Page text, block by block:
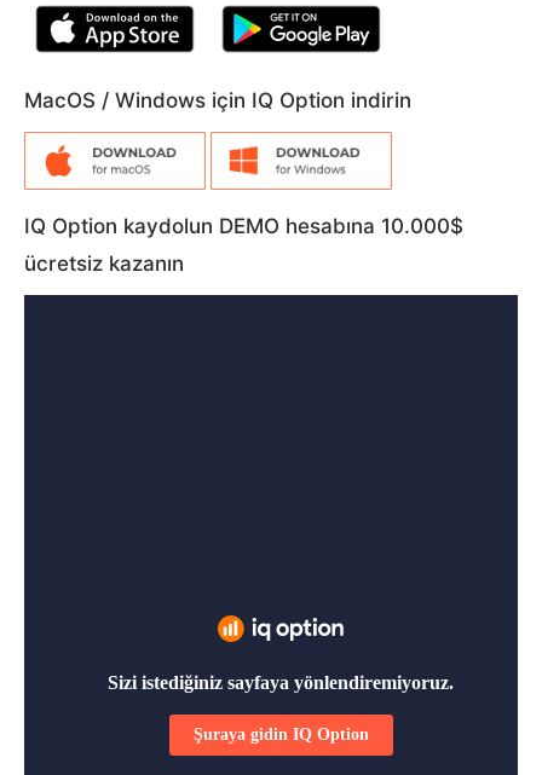
MacOS / Windows için IQ Option indirin
IQ Option kaydolun DEMO hesabına 10.000$
ücretsiz kazanın